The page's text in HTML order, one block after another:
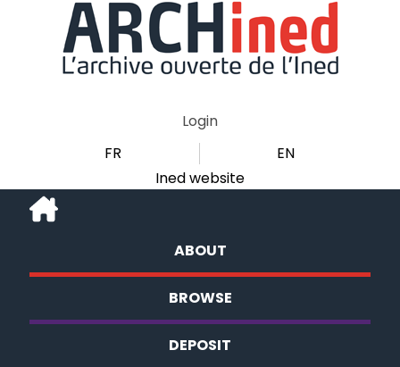
Login
FR
EN
Ined website
ABOUT
BROWSE
DEPOSIT